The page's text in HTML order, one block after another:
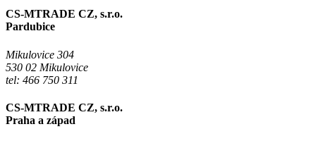
CS-MTRADE CZ, s.r.o.
Pardubice
Mikulovice 304
530 02 Mikulovice
tel: 466 750 311
CS-MTRADE CZ, s.r.o.
Praha a západ